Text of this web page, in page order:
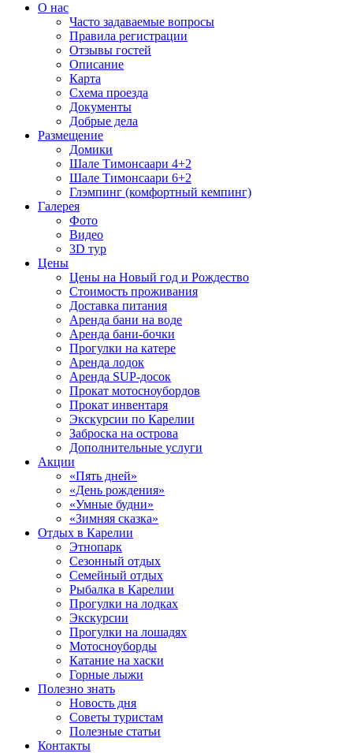
О нас
Часто задаваемые вопросы
Правила регистрации
Отзывы гостей
Описание
Карта
Схема проезда
Документы
Добрые дела
Размещение
Домики
Шале Тимонсаари 4+2
Шале Тимонсаари 6+2
Глэмпинг (комфортный кемпинг)
Галерея
Фото
Видео
3D тур
Цены
Цены на Новый год и Рождество
Стоимость проживания
Доставка питания
Аренда бани на воде
Аренда бани-бочки
Прогулки на катере
Аренда лодок
Аренда SUP-досок
Прокат мотосноубордов
Прокат инвентаря
Экскурсии по Карелии
Заброска на острова
Дополнительные услуги
Акции
«Пять дней»
«День рождения»
«Умные будни»
«Зимняя сказка»
Отдых в Карелии
Этнопарк
Сезонный отдых
Семейный отдых
Рыбалка в Карелии
Прогулки на лодках
Экскурсии
Прогулки на лошадях
Мотосноуборды
Катание на хаски
Горные лыжи
Полезно знать
Новость дня
Советы туристам
Полезные статьи
Контакты